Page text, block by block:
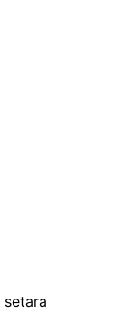
setara